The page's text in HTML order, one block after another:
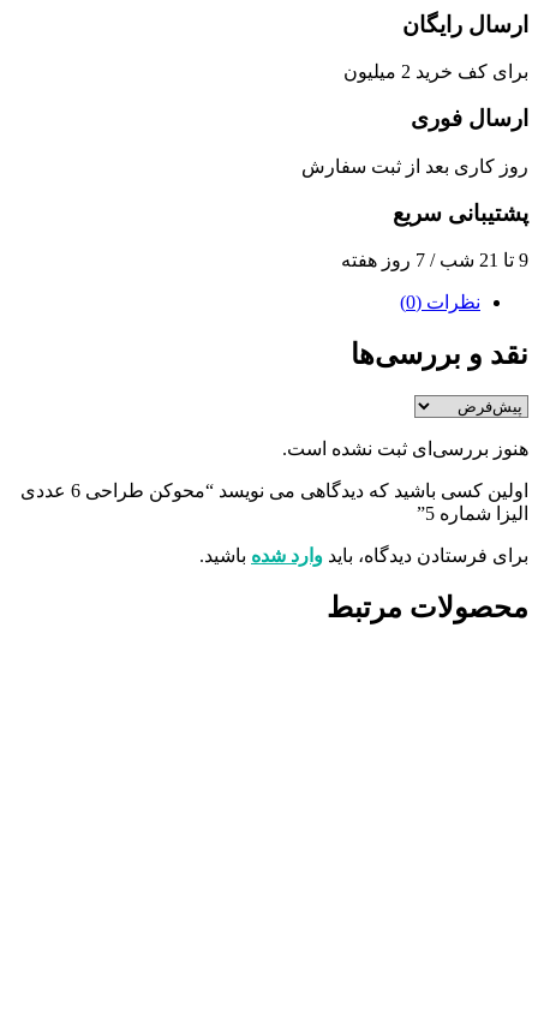
ارسال رایگان
برای کف خرید 2 میلیون
ارسال فوری
روز کاری بعد از ثبت سفارش
پشتیبانی سریع
9 تا 21 شب / 7 روز هفته
نظرات (0)
نقد و بررسی‌ها
هنوز بررسی‌ای ثبت نشده است.
اولین کسی باشید که دیدگاهی می نویسد “محوکن طراحی 6 عددی
الیزا شماره 5”
برای فرستادن دیدگاه، باید وارد شده باشید.
محصولات مرتبط